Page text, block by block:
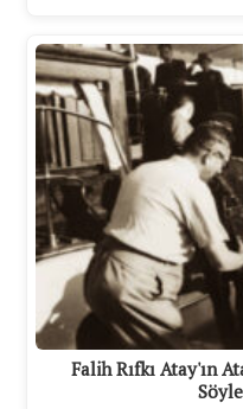
Falih Rıfkı Atay'ın